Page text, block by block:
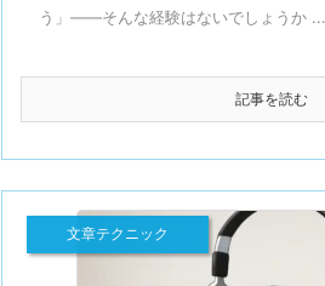
う」——そんな経験はないでしょうか ...
記事を読む
文章テクニック